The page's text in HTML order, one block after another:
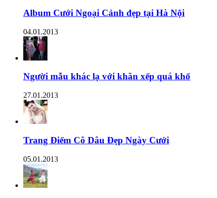
Album Cưới Ngoại Cảnh đẹp tại Hà Nội
04.01.2013
Người mẫu khác lạ với khăn xếp quá khổ
27.01.2013
Trang Điểm Cô Dâu Đẹp Ngày Cưới
05.01.2013